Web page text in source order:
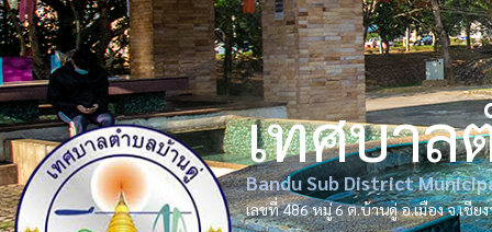
เทศบาล
Bandu Sub District
เลขที่ 486 หมู่ 6 ต.บ้านดู่ อ.เมือง จ.เชีย